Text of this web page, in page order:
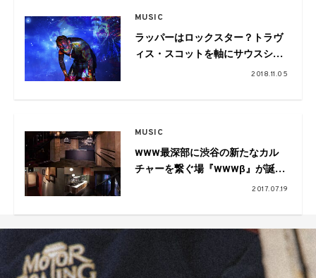
MUSIC
ラッパーはロックスター？トラヴ
ィス・スコットを軸にサウスシー
2018.11.05
MUSIC
WWW最深部に渋谷の新たなカル
チャーを繋ぐ場『WWWβ』が誕
2017.07.19